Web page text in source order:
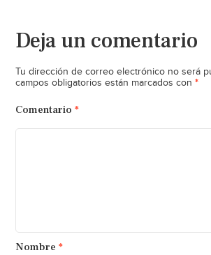
Deja un comentario
Tu dirección de correo electrónico no será
campos obligatorios están marcados con *
Comentario *
Nombre *